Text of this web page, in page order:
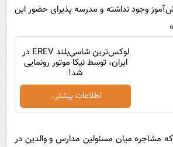
وجود نداشته و مدرسه پذیرای حضور این
لوکس‌ترین شاسی‌بلند EREV در
ایران، توسط نیکا موتور رونمایی
شد!
اطلاعات بیشتر..
مشاجره میان مسئولین مدارس و والدین در